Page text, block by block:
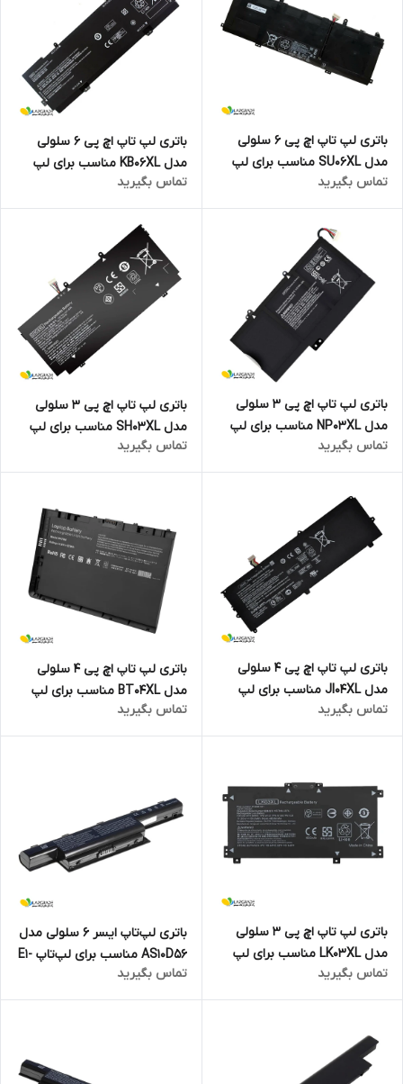
باتری لپ تاپ اچ پی 6 سلولی
مدل SU06XL مناسب برای لپ
تاپ Spectre X360 Convertible
15-DF
تماس بگیرید
باتری لپ تاپ اچ پی 6 سلولی
مدل KB06XL مناسب برای لپ
تاپ Spectre X360 15-B Series
تماس بگیرید
باتری لپ تاپ اچ پی 3 سلولی
مدل NP03XL مناسب برای لپ
تاپ Pavilion X360 13-A010DX
تماس بگیرید
باتری لپ تاپ اچ پی 3 سلولی
مدل SH03XL مناسب برای لپ
تاپ Spectre X360 Series
تماس بگیرید
باتری لپ تاپ اچ پی 4 سلولی
مدل JI04XL مناسب برای لپ
تاپ Elite X2 1012 G2
تماس بگیرید
باتری لپ تاپ اچ پی 4 سلولی
مدل BT04XL مناسب برای لپ
تاپ EliteBook Folio 9470
تماس بگیرید
باتری لپ تاپ اچ پی 3 سلولی
مدل LK03XL مناسب برای لپ
تاپ Envy X360
تماس بگیرید
باتری لپ‌تاپ ایسر 6 سلولی مدل
AS10D56 مناسب برای لپ‌تاپ E1-
772G
تماس بگیرید